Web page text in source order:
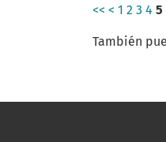
<< < 1 2 3 4 5
También